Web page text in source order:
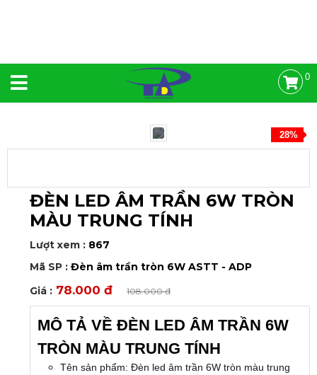
0
28%
ĐÈN LED ÂM TRẦN 6W TRÒN
MÀU TRUNG TÍNH
Lượt xem : 867
Mã SP : Đèn âm trần tròn 6W ASTT - ADP
Giá : 78.000 đ 108.000 đ
MÔ TẢ VỀ ĐÈN LED ÂM TRẦN 6W
TRÒN MÀU TRUNG TÍNH
Tên sản phẩm: Đèn led âm trần 6W tròn màu trung